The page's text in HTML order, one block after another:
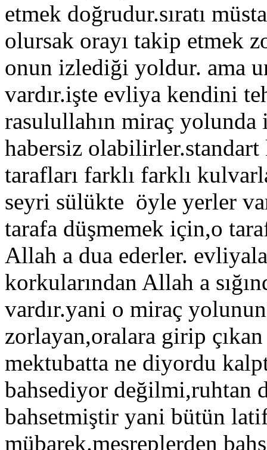
etmek doğrudur.sıratı
olursak orayı takip etmek
onun izlediği yoldur. ama
vardır.işte evliya kendini
rasulullahın miraç
habersiz
tarafları farklı farklı
seyri sülükte öyle yerler
tarafa düşmemek için,o
Allah a dua ederler.
korkularından Allah a
vardır.yani o miraç
zorlayan,oralara girip çıkan
mektubatta ne diyordu
bahsediyor değilmi,ruhtan
bahsetmiştir yani bütün
mübarek.meşreplerden